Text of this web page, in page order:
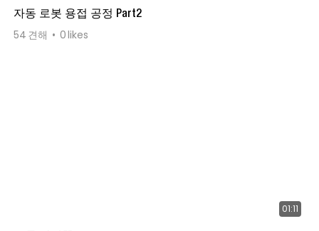
자동 로봇 용접 공정 Part2
54 견해 0likes
01:11